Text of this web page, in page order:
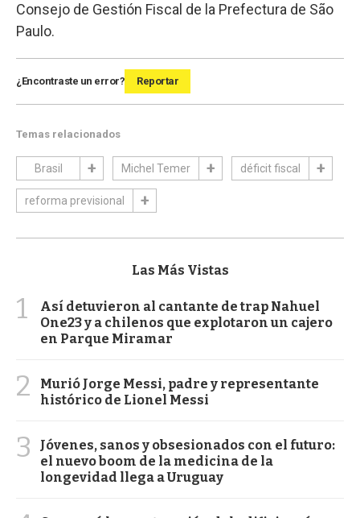
Consejo de Gestión Fiscal de la Prefectura de São
Paulo.
¿Encontraste un error? Reportar
Temas relacionados
Brasil Michel Temer déficit fiscal
reforma previsional
Las Más Vistas
1
Así detuvieron al cantante de trap Nahuel
One23 y a chilenos que explotaron un cajero
en Parque Miramar
2
Murió Jorge Messi, padre y representante
histórico de Lionel Messi
3
Jóvenes, sanos y obsesionados con el futuro:
el nuevo boom de la medicina de la
longevidad llega a Uruguay